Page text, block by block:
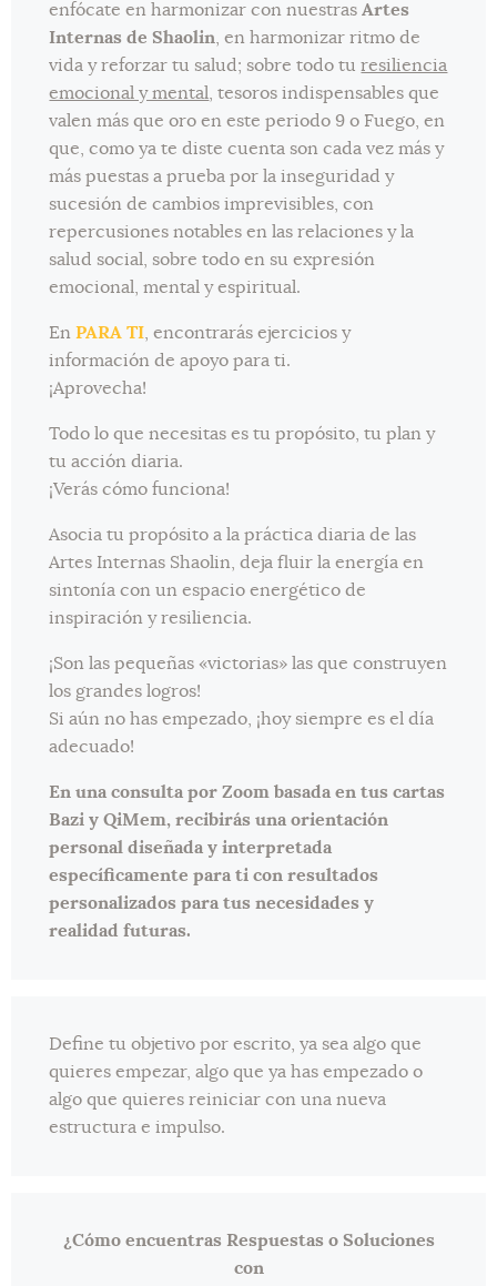
enfócate en harmonizar con nuestrasArtes
Internas de Shaolin, en harmonizar ritmo de
vida y reforzar tu salud; sobre todo turesiliencia
emocional y mental, tesoros indispensables que
valen más que oro en este periodo 9 o Fuego, en
que, como ya te diste cuenta son cada vez más y
más puestas a prueba por la inseguridad y
sucesión de cambios imprevisibles, con
repercusiones notables en las relaciones y la
salud social, sobre todo en su expresión
emocional, mental y espiritual.
EnPARA TI, encontrarás ejercicios y
información de apoyo para ti.
¡Aprovecha!
Todo lo que necesitas es tu propósito, tu plan y
tu acción diaria.
¡Verás cómo funciona!
Asocia tu propósito a la práctica diaria de las
Artes Internas Shaolin, deja fluir la energía en
sintonía con un espacio energético de
inspiración y resiliencia.
¡Son las pequeñas «victorias» las que construyen
los grandes logros!
Si aún no has empezado, ¡hoy siempre es el día
adecuado!
En una consulta por Zoom basada en tus cartas
Bazi y QiMem, recibirás una orientación
personal diseñada y interpretada
específicamente para ti con resultados
personalizados para tus necesidades y
realidad futuras.
Define tu objetivo por escrito, ya sea algo que
quieres empezar, algo que ya has empezado o
algo que quieres reiniciar con una nueva
estructura e impulso.
¿Cómo encuentras Respuestas o Soluciones
con